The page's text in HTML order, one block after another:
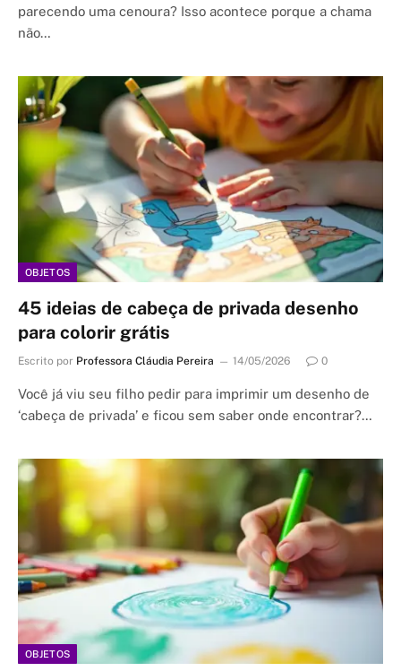
parecendo uma cenoura? Isso acontece porque a chama
não…
OBJETOS
45 ideias de cabeça de privada desenho
para colorir grátis
Escrito por Professora Cláudia Pereira 14/05/2026 0
Você já viu seu filho pedir para imprimir um desenho de
‘cabeça de privada’ e ficou sem saber onde encontrar?…
OBJETOS